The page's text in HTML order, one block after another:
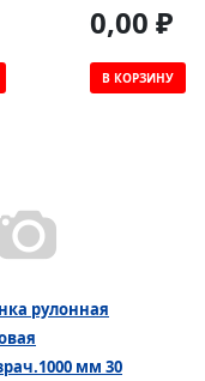
0,00 ₽
В КОРЗИНУ
рулонная
мм 30